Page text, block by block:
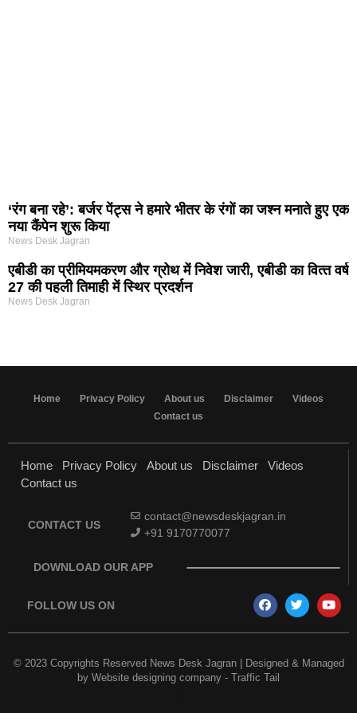
‘रंग बना रहे’: बर्जर पेंट्स ने हमारे भीतर के रंगों का जश्न मनाते हुए एक
नया कैंपेन शुरू किया
News Desk Jagran
एबीडी का प्रीमियमकरण और ग्रोथ में निवेश जारी, एबीडी का वित्‍त वर्ष
27 की पहली तिमाही में स्थिर प्रदर्शन
News Desk Jagran
Home Privacy Policy About us Disclaimer
Videos
Contact us
Home Privacy Policy About us Disclaimer
Videos
Contact us
CONTACT US
contact@newsdeskjagran.in
+91 9170770077
DOWNLOAD OUR APP
FOLLOW US ON
© 2023 Copyrights Reserved News Desk Jagran | Designed & Managed
by Website designing company - Traffic Tail